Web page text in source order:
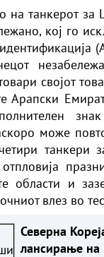
на танкерот за
кој го
својот
Арапски
може
танкери
области и
влез во
Северна
лансирање на